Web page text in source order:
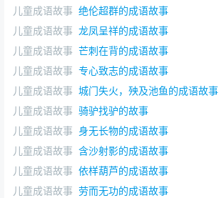
儿童成语故事 绝伦超群的成语故事
儿童成语故事 龙凤呈祥的成语故事
儿童成语故事 芒刺在背的成语故事
儿童成语故事 专心致志的成语故事
儿童成语故事 城门失火，殃及池鱼的成语故事
儿童成语故事 骑驴找驴的故事
儿童成语故事 身无长物的成语故事
儿童成语故事 含沙射影的成语故事
儿童成语故事 依样葫芦的成语故事
儿童成语故事 劳而无功的成语故事